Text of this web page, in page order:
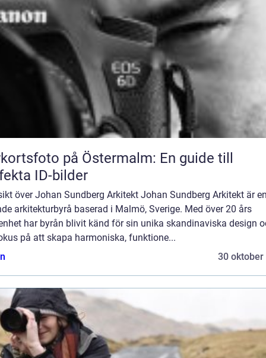
på Östermalm: En guide till
ID-bilder
över Johan Sundberg Arkitekt Johan Sundberg Arkitekt är
arkitekturbyrå baserad i Malmö, Sverige. Med över 20 års
har byrån blivit känd för sin unika skandinaviska design
på att skapa harmoniska, funktione...
30 oktober